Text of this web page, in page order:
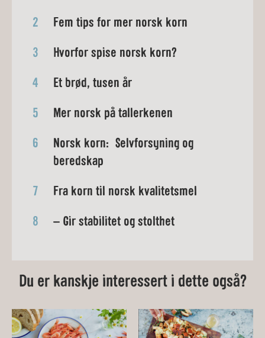
2 Fem tips for mer norsk korn
3 Hvorfor spise norsk korn?
4 Et brød, tusen år
5 Mer norsk på tallerkenen
6
Norsk korn: Selvforsyning og
beredskap
7 Fra korn til norsk kvalitetsmel
8 – Gir stabilitet og stolthet
Du er kanskje interessert i dette også?